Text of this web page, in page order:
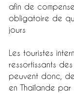
afin de
obligatoire de
jours
Les touristes
ressortissants
peuvent donc,
en Thaïlande par